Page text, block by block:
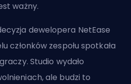
ważny.
dewelopera NetEase
członków zespołu spotkała
Studio wydało
ale budzi to